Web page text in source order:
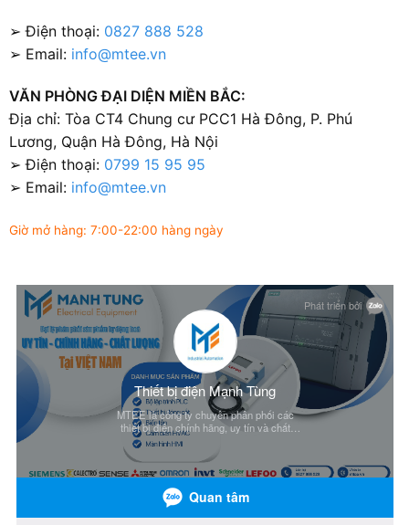
➢ Điện thoại: 0827 888 528
➢ Email: info@mtee.vn
VĂN PHÒNG ĐẠI DIỆN MIỀN BẮC:
Địa chỉ: Tòa CT4 Chung cư PCC1 Hà Đông, P. Phú
Lương, Quận Hà Đông, Hà Nội
➢ Điện thoại: 0799 15 95 95
➢ Email: info@mtee.vn
Giờ mở hàng: 7:00-22:00 hàng ngày